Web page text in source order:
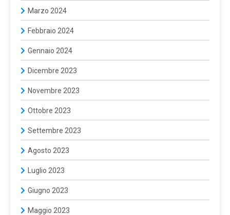
Marzo 2024
Febbraio 2024
Gennaio 2024
Dicembre 2023
Novembre 2023
Ottobre 2023
Settembre 2023
Agosto 2023
Luglio 2023
Giugno 2023
Maggio 2023